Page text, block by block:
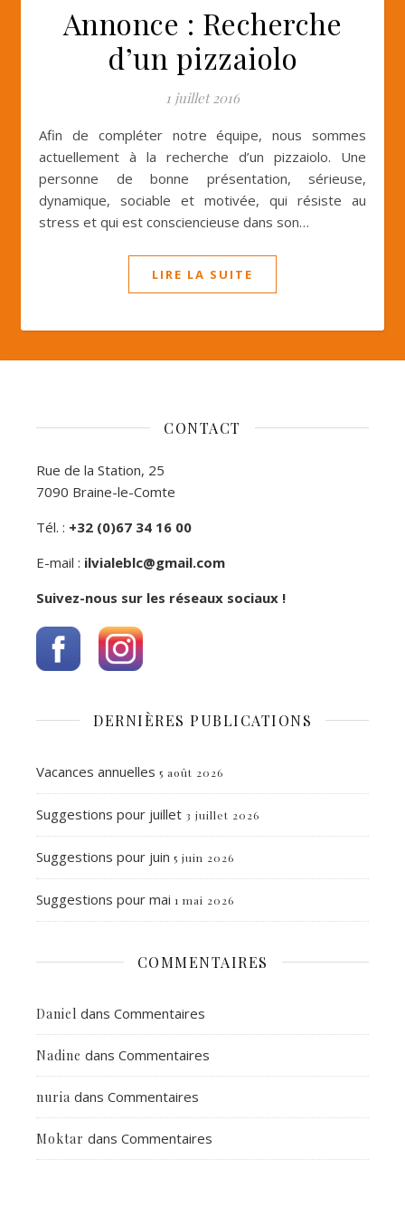
Annonce : Recherche
d’un pizzaiolo
1 juillet 2016
Afin de compléter notre équipe, nous sommes
actuellement à la recherche d’un pizzaiolo. Une
personne de bonne présentation, sérieuse,
dynamique, sociable et motivée, qui résiste au
stress et qui est consciencieuse dans son…
LIRE LA SUITE
CONTACT
Rue de la Station, 25
7090 Braine-le-Comte
Tél. : +32 (0)67 34 16 00
E-mail : ilvialeblc@gmail.com
Suivez-nous sur les réseaux sociaux !
DERNIÈRES PUBLICATIONS
Vacances annuelles 5 août 2026
Suggestions pour juillet 3 juillet 2026
Suggestions pour juin 5 juin 2026
Suggestions pour mai 1 mai 2026
COMMENTAIRES
Daniel dans Commentaires
Nadine dans Commentaires
nuria dans Commentaires
Moktar dans Commentaires